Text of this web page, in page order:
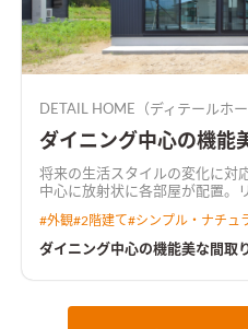
DETAIL HOME（ディテールホー
ダイニング中心の機能
将来の生活スタイルの変化に対応す
中心に放射状に各部屋が配置。リ
て暮らしが想像できる間取り。
#外観#2階建て#シンプル・ナチュ
ダイニング中心の機能美な間取